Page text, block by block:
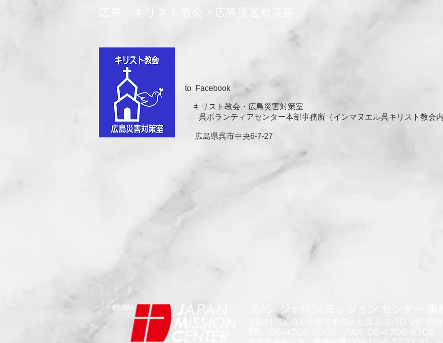
広島 キリスト教会・広島災害対策室
to Facebook
キリスト教会・広島災害対策室
呉ボランティアセンター本部事務所（インマヌエル呉キリスト教
広島県呉市中央6-7-27